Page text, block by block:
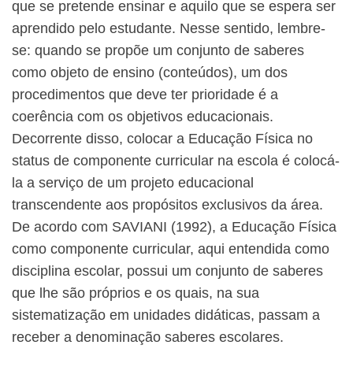
que se pretende ensinar e aquilo que se espera ser
aprendido pelo estudante. Nesse sentido, lembre-
se: quando se propõe um conjunto de saberes
como objeto de ensino (conteúdos), um dos
procedimentos que deve ter prioridade é a
coerência com os objetivos educacionais.
Decorrente disso, colocar a Educação Física no
status de componente curricular na escola é colocá-
la a serviço de um projeto educacional
transcendente aos propósitos exclusivos da área.
De acordo com SAVIANI (1992), a Educação Física
como componente curricular, aqui entendida como
disciplina escolar, possui um conjunto de saberes
que lhe são próprios e os quais, na sua
sistematização em unidades didáticas, passam a
receber a denominação saberes escolares.